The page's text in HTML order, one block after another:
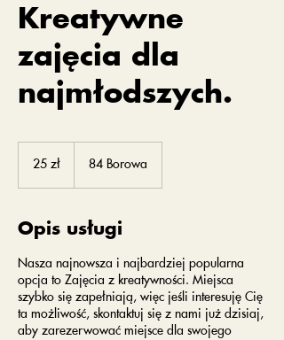
Kreatywne
zajęcia dla
najmłodszych.
złotych
polskich
25 zł 84 Borowa
Opis usługi
Nasza najnowsza i najbardziej popularna
opcja to Zajęcia z kreatywności. Miejsca
szybko się zapełniają, więc jeśli interesuję Cię
ta możliwość, skontaktuj się z nami już dzisiaj,
aby zarezerwować miejsce dla swojego